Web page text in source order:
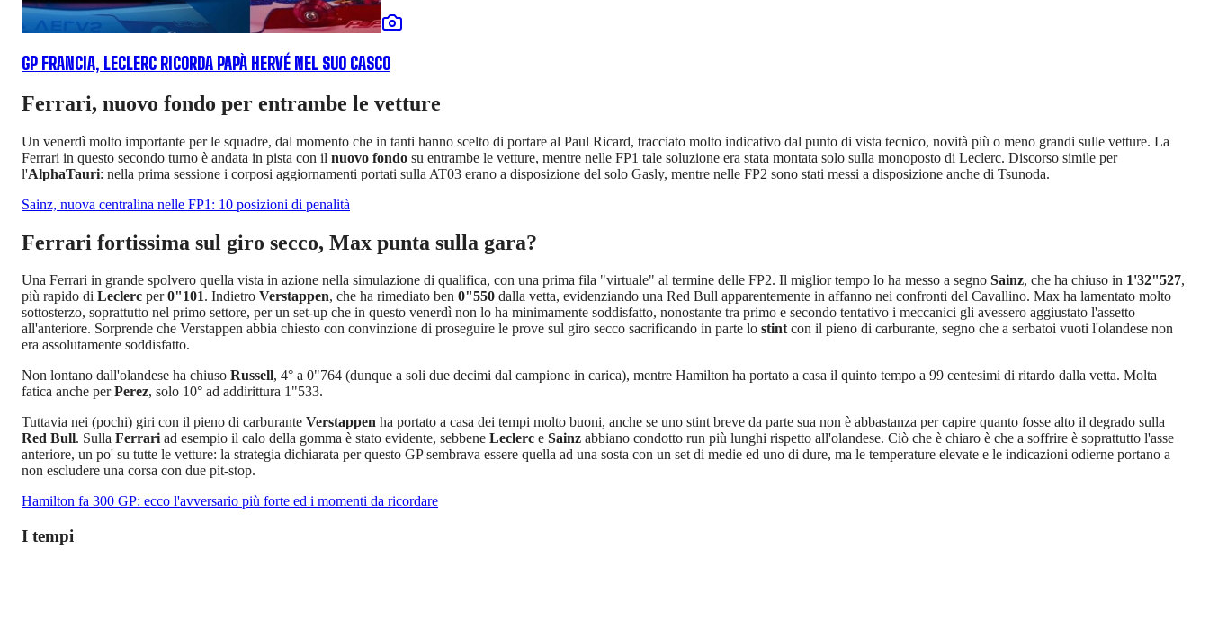
GP FRANCIA, LECLERC RICORDA PAPÀ HERVÉ NEL SUO CASCO
Ferrari, nuovo fondo per entrambe le vetture
Un venerdì molto importante per le squadre, dal momento che in tanti hanno scelto di portare al Paul Ricard, tracciato molto indicativo dal punto di vista tecnico, novità più o meno grandi sulle vetture. La
Ferrari in questo secondo turno è andata in pista con il nuovo fondo su entrambe le vetture, mentre nelle FP1 tale soluzione era stata montata solo sulla monoposto di Leclerc. Discorso simile per
l'AlphaTauri: nella prima sessione i corposi aggiornamenti portati sulla AT03 erano a disposizione del solo Gasly, mentre nelle FP2 sono stati messi a disposizione anche di Tsunoda.
Sainz, nuova centralina nelle FP1: 10 posizioni di penalità
Ferrari fortissima sul giro secco, Max punta sulla gara?
Una Ferrari in grande spolvero quella vista in azione nella simulazione di qualifica, con una prima fila "virtuale" al termine delle FP2. Il miglior tempo lo ha messo a segno Sainz, che ha chiuso in 1'32"527,
più rapido di Leclerc per0"101. Indietro Verstappen, che ha rimediato ben 0"550 dalla vetta, evidenziando una Red Bull apparentemente in affanno nei confronti del Cavallino. Max ha lamentato molto
sottosterzo, soprattutto nel primo settore, per un set-up che in questo venerdì non lo ha minimamente soddisfatto, nonostante tra primo e secondo tentativo i meccanici gli avessero aggiustato l'assetto
all'anteriore. Sorprende che Verstappen abbia chiesto con convinzione di proseguire le prove sul giro secco sacrificando in parte lo stintcon il pieno di carburante, segno che a serbatoi vuoti l'olandese non
era assolutamente soddisfatto.
Non lontano dall'olandese ha chiuso Russell, 4° a 0"764 (dunque a soli due decimi dal campione in carica), mentre Hamilton ha portato a casa il quinto tempo a 99 centesimi di ritardo dalla vetta. Molta
fatica anche perPerez, solo 10° ad addirittura 1"533.
Tuttavia nei (pochi) giri con il pieno di carburante Verstappen ha portato a casa dei tempi molto buoni, anche se uno stint breve da parte sua non è abbastanza per capire quanto fosse alto il degrado sulla
Red Bull. Sulla Ferrariad esempio il calo della gomma è stato evidente, sebbene Leclerc e Sainz abbiano condotto run più lunghi rispetto all'olandese. Ciò che è chiaro è che a soffrire è soprattutto l'asse
anteriore, un po' su tutte le vetture: la strategia dichiarata per questo GP sembrava essere quella ad una sosta con un set di medie ed uno di dure, ma le temperature elevate e le indicazioni odierne portano a
non escludere una corsa con due pit-stop.
Hamilton fa 300 GP: ecco l'avversario più forte ed i momenti da ricordare
I tempi